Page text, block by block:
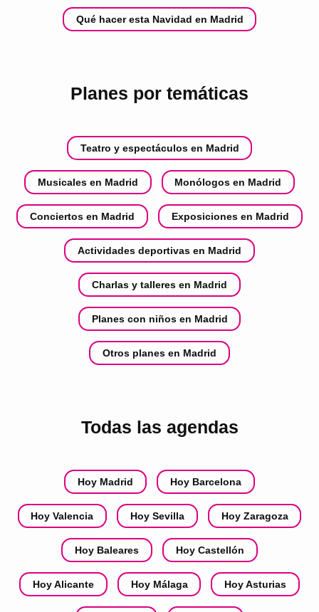
Qué hacer esta Navidad en Madrid
Planes por temáticas
Teatro y espectáculos en Madrid
Musicales en Madrid Monólogos en Madrid
Conciertos en Madrid Exposiciones en Madrid
Actividades deportivas en Madrid
Charlas y talleres en Madrid
Planes con niños en Madrid
Otros planes en Madrid
Todas las agendas
Hoy Madrid Hoy Barcelona
Hoy Valencia Hoy Sevilla Hoy Zaragoza
Hoy Baleares Hoy Castellón
Hoy Alicante Hoy Málaga Hoy Asturias